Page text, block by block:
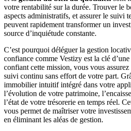
votre rentabilité sur la durée. Trouver le
aspects administratifs, et assurer le suivi
peuvent rapidement transformer un
source d’inquiétude constante.
C’est pourquoi déléguer la gestion
confiance comme Vestizy est la clé
confiant cette mission, vous vous assurez
suivi continu sans effort de votre part.
immobilier intuitif intégré dans votre
l’évolution de votre patrimoine,
l’état de votre trésorerie en temps réel.
vous permet de maîtriser votre
en éliminant les aléas de gestion.